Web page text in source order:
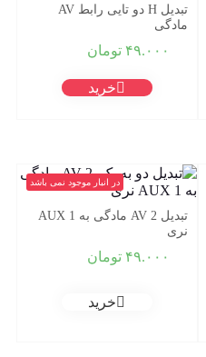
تبدیل H دو تایی رابط AV
مادگی
۴۹.۰۰۰ تومان
خرید
در انبار موجود نمی باشد
تبدیل 2 AV مادگی به 1 AUX
نری
۴۹.۰۰۰ تومان
خرید